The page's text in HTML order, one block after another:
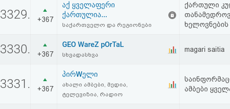
3329. +367
აქ ყველაფერი
ქართულია...
საქართველო და რეგიონები
ქართული
3330. +367
GEO WareZ pOrTaL
სხვადასხვა
magari saitia
3331. +367
პირWელი
ახალი ამბები, მედია,
ტელევიზია, რადიო
ამბები